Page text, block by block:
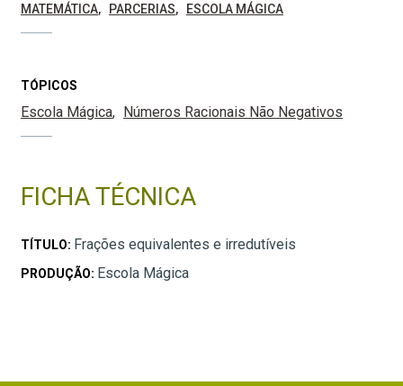
MATEMÁTICA
PARCERIAS ESCOLA MÁGICA
TÓPICOS
Escola Mágica Números Racionais Não Negativos
FICHA TÉCNICA
TÍTULO: Frações equivalentes e irredutíveis
PRODUÇÃO: Escola Mágica